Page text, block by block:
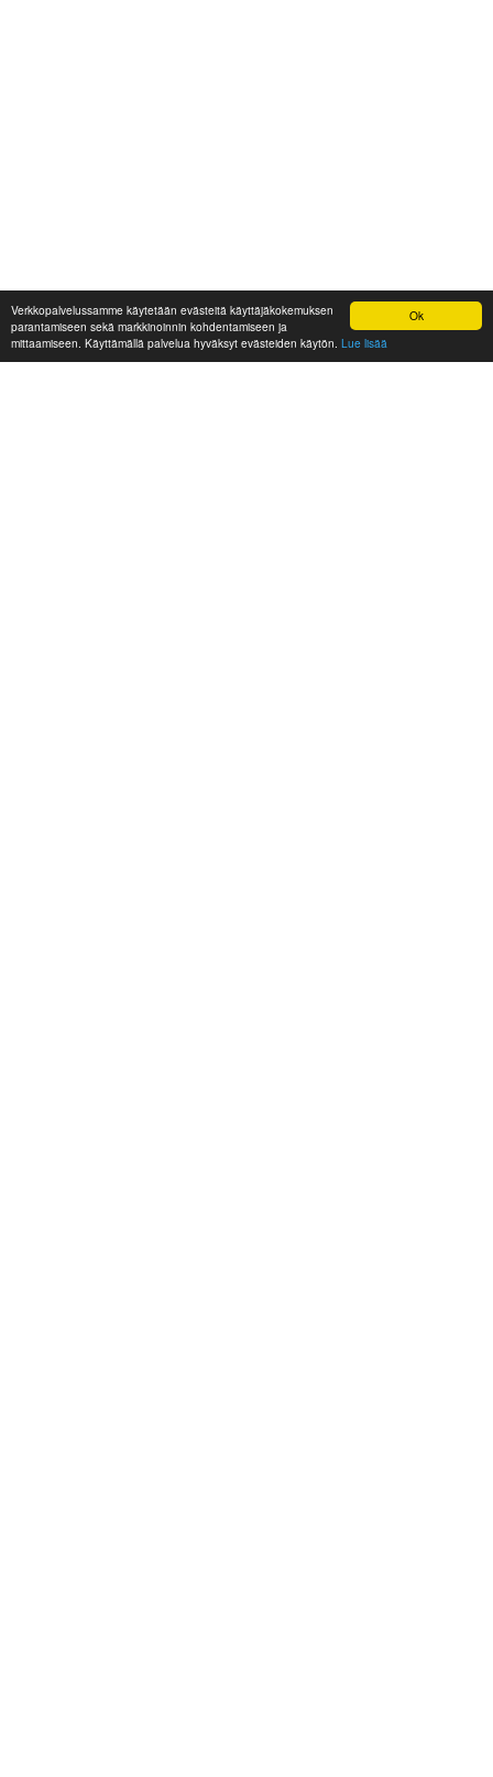
Ok
Verkkopalvelussamme käytetään evästeitä käyttäjäkokemuksen
parantamiseen sekä markkinoinnin kohdentamiseen ja
mittaamiseen. Käyttämällä palvelua hyväksyt evästeiden käytön. Lue lisää